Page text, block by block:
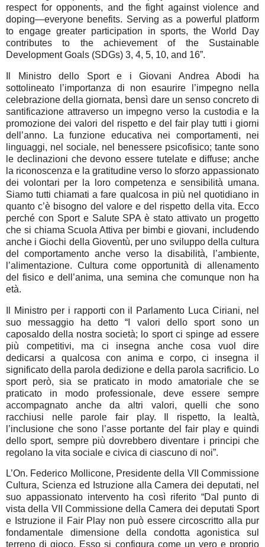
respect for opponents, and the fight against violence and
doping—everyone benefits. Serving as a powerful platform
to engage greater participation in sports, the World Day
contributes to the achievement of the Sustainable
Development Goals (SDGs) 3, 4, 5, 10, and 16”.
Il Ministro dello Sport e i Giovani Andrea Abodi ha
sottolineato l’importanza di non esaurire l’impegno nella
celebrazione della giornata, bensì dare un senso concreto di
santificazione attraverso un impegno verso la custodia e la
promozione dei valori del rispetto e del fair play tutti i giorni
dell’anno. La funzione educativa nei comportamenti, nei
linguaggi, nel sociale, nel benessere psicofisico; tante sono
le declinazioni che devono essere tutelate e diffuse; anche
la riconoscenza e la gratitudine verso lo sforzo appassionato
dei volontari per la loro competenza e sensibilità umana.
Siamo tutti chiamati a fare qualcosa in più nel quotidiano in
quanto c’è bisogno del valore e del rispetto della vita. Ecco
perché con Sport e Salute SPA è stato attivato un progetto
che si chiama Scuola Attiva per bimbi e giovani, includendo
anche i Giochi della Gioventù, per uno sviluppo della cultura
del comportamento anche verso la disabilità, l’ambiente,
l’alimentazione. Cultura come opportunità di allenamento
del fisico e dell’anima, una semina che comunque non ha
età.
Il Ministro per i rapporti con il Parlamento Luca Ciriani, nel
suo messaggio ha detto “I valori dello sport sono un
caposaldo della nostra società; lo sport ci spinge ad essere
più competitivi, ma ci insegna anche cosa vuol dire
dedicarsi a qualcosa con anima e corpo, ci insegna il
significato della parola dedizione e della parola sacrificio. Lo
sport però, sia se praticato in modo amatoriale che se
praticato in modo professionale, deve essere sempre
accompagnato anche da altri valori, quelli che sono
racchiusi nelle parole fair play. Il rispetto, la lealtà,
l’inclusione che sono l’asse portante del fair play e quindi
dello sport, sempre più dovrebbero diventare i principi che
regolano la vita sociale e civica di ciascuno di noi”.
L’On. Federico Mollicone, Presidente della VII Commissione
Cultura, Scienza ed Istruzione alla Camera dei deputati, nel
suo appassionato intervento ha così riferito “Dal punto di
vista della VII Commissione della Camera dei deputati Sport
e Istruzione il Fair Play non può essere circoscritto alla pur
fondamentale dimensione della condotta agonistica sul
terreno di gioco. Esso si configura come un vero e proprio